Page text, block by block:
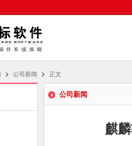
> 公司新闻 > 正文
公司新闻
麒